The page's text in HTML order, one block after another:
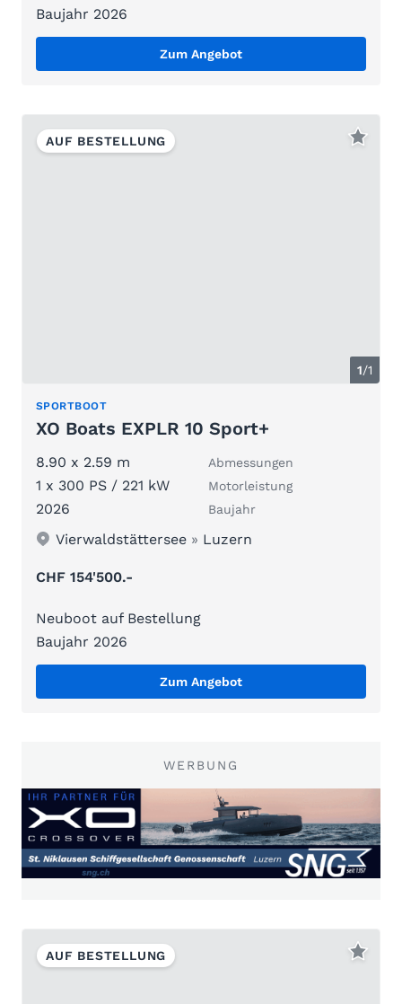
Baujahr 2026
Zum Angebot
1/1
AUF BESTELLUNG
SPORTBOOT
XO Boats EXPLR 10 Sport+
8.90 x 2.59 m Abmessungen
1 x 300 PS / 221 kW Motorleistung
2026 Baujahr
Vierwaldstättersee » Luzern
CHF 154'500.-
Neuboot auf Bestellung
Baujahr 2026
Zum Angebot
WERBUNG
AUF BESTELLUNG